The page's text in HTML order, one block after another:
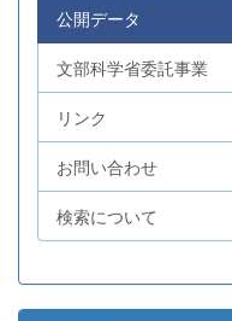
公開データ
文部科学省委託事業
リンク
お問い合わせ
検索について